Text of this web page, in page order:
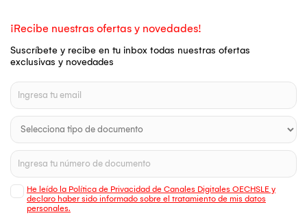
¡Recibe nuestras ofertas y novedades!
Suscríbete y recibe en tu inbox todas nuestras ofertas
exclusivas y novedades
He leído la Política de Privacidad de Canales Digitales OECHSLE y
declaro haber sido informado sobre el tratamiento de mis datos
personales.